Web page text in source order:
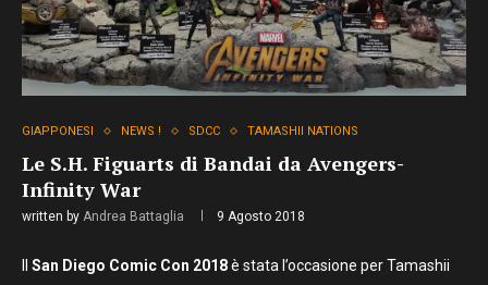
GIAPPONESI NEWS ! SDCC TAMASHII NATIONS
Le S.H. Figuarts di Bandai da Avengers-
Infinity War
written by Andrea Battaglia 9 Agosto 2018
San Diego Comic Con 2018è stata l’occasione per Tamashii